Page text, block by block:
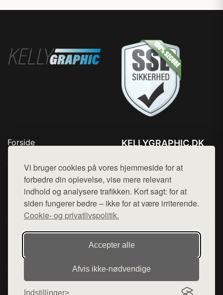
Vi bruger cookies på vores hjemmeside for at
forbedre din oplevelse, vise mere relevant
indhold og analysere trafikken. Kort sagt: for at
siden fungerer bedre – ikke for at være irriterende.
Cookie- og privatlivspolitik.
Accepter alle
Afvis ikke‑nødvendige
Indstillinger
Forside
Top Rabatter
Blog
Kontakt
KELLYGRAPHIC.DK
Mail: hej@want.dk
Cookie- og privatlivspolitik
Denne side er en del af want.dk, der udgiver en række
hjemmesider med præsentation af forskellige produkter fra
diverse webshops. Der sælges ikke varer fra denne side - vi
varerne på lager.